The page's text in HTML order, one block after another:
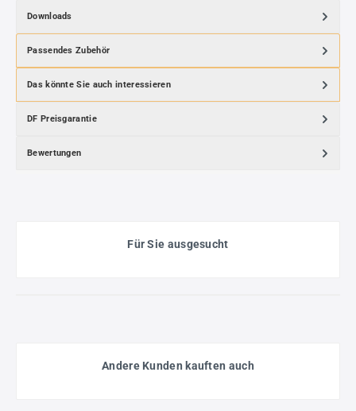
Downloads
Passendes Zubehör
Das könnte Sie auch interessieren
DF Preisgarantie
Bewertungen
Für Sie ausgesucht
Andere Kunden kauften auch